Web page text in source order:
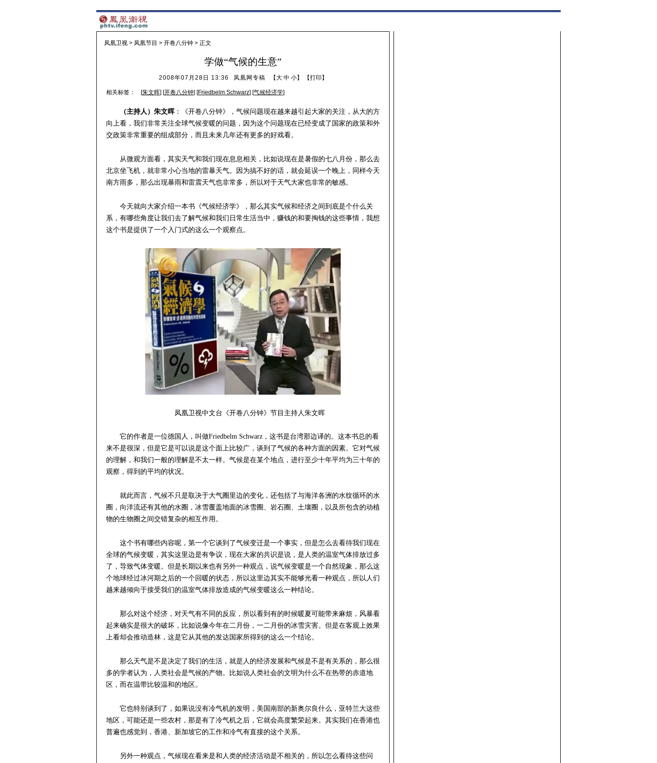
凤凰卫视 > 凤凰节目 > 开卷八分钟 > 正文
学做“气候的生意”
2008年07月28日 13:36 凤凰网专稿 【大 中 小】 【打印 】
相关标签： [朱文晖] [开卷八分钟] [Friedbelm Schwarz] [气候经济学]
（主持人）朱文晖：《开卷八分钟》，气候问题现在越来越引起大家的关注，从大的方
向上看，我们非常关注全球气候变暖的问题，因为这个问题现在已经变成了国家的政策和外
交政策非常重要的组成部分，而且未来几年还有更多的好戏看。
从微观方面看，其实天气和我们现在息息相关，比如说现在是暑假的七八月份，那么去
北京坐飞机，就非常小心当地的雷暴天气。因为搞不好的话，就会延误一个晚上，同样今天
南方雨多，那么出现暴雨和雷震天气也非常多，所以对于天气大家也非常的敏感。
今天就向大家介绍一本书《气候经济学》，那么其实气候和经济之间到底是个什么关
系，有哪些角度让我们去了解气候和我们日常生活当中，赚钱的和要掏钱的这些事情，我想
这个书是提供了一个入门式的这么一个观察点。
凤凰卫视中文台《开卷八分钟》节目主持人朱文晖
它的作者是一位德国人，叫做Friedbelm Schwarz，这书是台湾那边译的。这本书总的看
来不是很深，但是它是可以说是这个面上比较广，谈到了气候的各种方面的因素。它对气候
的理解，和我们一般的理解是不太一样。气候是在某个地点，进行至少十年平均为三十年的
观察，得到的平均的状况。
就此而言，气候不只是取决于大气圈里边的变化，还包括了与海洋各洲的水纹循环的水
圈，向洋流还有其他的水圈，冰雪覆盖地面的冰雪圈、岩石圈、土壤圈，以及所包含的动植
物的生物圈之间交错复杂的相互作用。
这个书有哪些内容呢，第一个它谈到了气候变迁是一个事实，但是怎么去看待我们现在
全球的气候变暖，其实这里边是有争议，现在大家的共识是说，是人类的温室气体排放过多
了，导致气体变暖。但是长期以来也有另外一种观点，说气候变暖是一个自然现象，那么这
个地球经过冰河期之后的一个回暖的状态，所以这里边其实不能够光看一种观点，所以人们
越来越倾向于接受我们的温室气体排放造成的气候变暖这么一种结论。
那么对这个经济，对天气有不同的反应，所以看到有的时候暖夏可能带来麻烦，风暴看
起来确实是很大的破坏，比如说像今年在二月份，一二月份的冰雪灾害。但是在客观上效果
上看却会推动造林，这是它从其他的发达国家所得到的这么一个结论。
那么天气是不是决定了我们的生活，就是人的经济发展和气候是不是有关系的，那么很
多的学者认为，人类社会是气候的产物。比如说人类社会的文明为什么不在热带的赤道地
区，而在温带比较温和的地区。
它也特别谈到了，如果说没有冷气机的发明，美国南部的新奥尔良什么，亚特兰大这些
地区，可能还是一些农村，那是有了冷气机之后，它就会高度繁荣起来。其实我们在香港也
普遍也感觉到，香港、新加坡它的工作和冷气有直接的这个关系。
另外一种观点，气候现在看来是和人类的经济活动是不相关的，所以怎么看待这些问